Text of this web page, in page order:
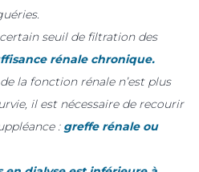
certain seuil de filtration des
rénale chronique.
la fonction rénale n’est plus
il est nécessaire de recourir
: greffe rénale ou